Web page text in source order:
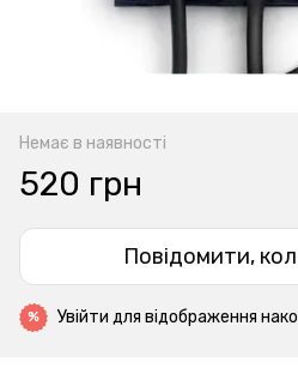
Немає в наявності
520 грн
Повідомити,
% Увійти для відображення